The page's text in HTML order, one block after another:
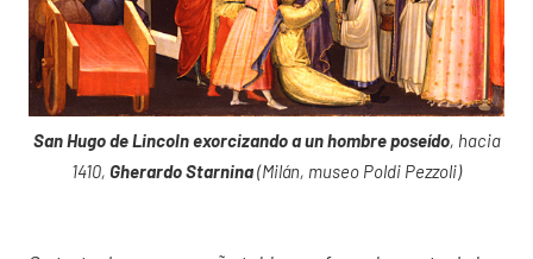
San Hugo de Lincoln exorcizando a un hombre poseído, hacia
1410, Gherardo Starnina(Milán, museo Poldi Pezzoli)